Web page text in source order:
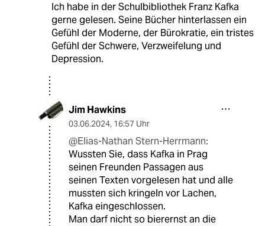
Ich habe in der Schulbibliothek Franz Kafka
gerne gelesen. Seine Bücher hinterlassen ein
Gefühl der Moderne, der Bürokratie, ein tristes
Gefühl der Schwere, Verzweifelung und
Depression.
Jim Hawkins
03.06.2024, 16:57 Uhr
@Elias-Nathan Stern-Herrmann:
Wussten Sie, dass Kafka in Prag
seinen Freunden Passagen aus
seinen Texten vorgelesen hat und alle
mussten sich kringeln vor Lachen,
Kafka eingeschlossen.
Man darf nicht so bierernst an die